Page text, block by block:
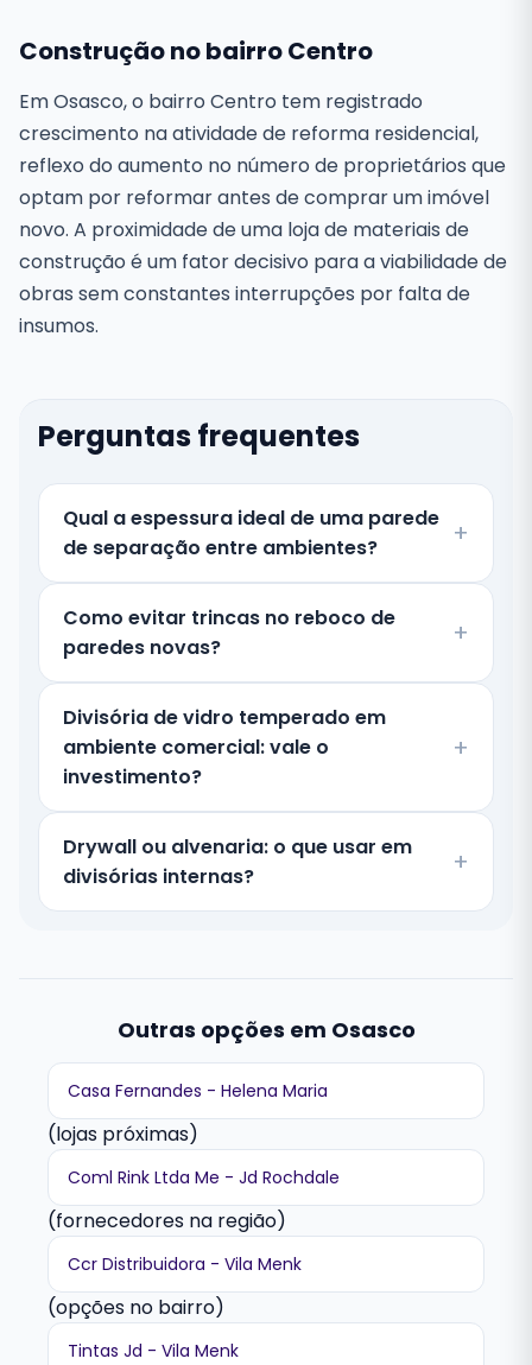
Construção no bairro Centro
Em Osasco, o bairro Centro tem registrado
crescimento na atividade de reforma residencial,
reflexo do aumento no número de proprietários que
optam por reformar antes de comprar um imóvel
novo. A proximidade de uma loja de materiais de
construção é um fator decisivo para a viabilidade de
obras sem constantes interrupções por falta de
insumos.
Perguntas frequentes
Qual a espessura ideal de uma parede
de separação entre ambientes?
Como evitar trincas no reboco de
paredes novas?
Divisória de vidro temperado em
ambiente comercial: vale o
investimento?
Drywall ou alvenaria: o que usar em
divisórias internas?
Outras opções em Osasco
Casa Fernandes - Helena Maria
(lojas próximas)
Coml Rink Ltda Me - Jd Rochdale
(fornecedores na região)
Ccr Distribuidora - Vila Menk
(opções no bairro)
Tintas Jd - Vila Menk